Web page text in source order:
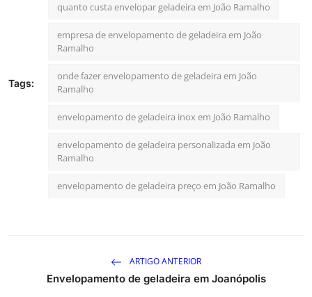
Tags:
quanto custa envelopar geladeira em João Ramalho
empresa de envelopamento de geladeira em João
Ramalho
onde fazer envelopamento de geladeira em João
Ramalho
envelopamento de geladeira inox em João Ramalho
envelopamento de geladeira personalizada em João
Ramalho
envelopamento de geladeira preço em João Ramalho
ARTIGO ANTERIOR
Envelopamento de geladeira em Joanópolis